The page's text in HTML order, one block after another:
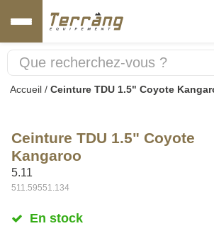
Accueil / Ceinture TDU 1.5" Coyote
Ceinture TDU 1.5" Coyote
Kangaroo
5.11
511.59551.134
En stock